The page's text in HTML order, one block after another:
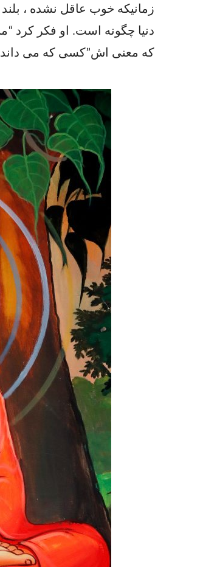
زمانیکه خوب عاقل نشده ،
دنیا چگونه است. او فکر کرد
که معنی اش”کسی که می